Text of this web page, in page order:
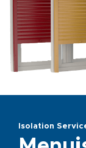
Isolation